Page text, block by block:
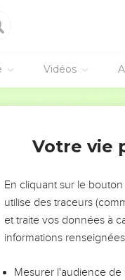
Vidéos
VOUS ÉVITER LES
leurs réussites, leur
saisons difficiles qu'ils
entrepreneurs, et
Votre vie
En cliquant sur le
utilise des traceurs
et traite vos données à
informations
Mesurer l'audience de